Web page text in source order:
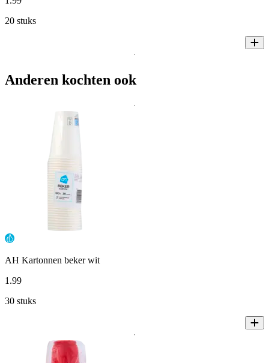
20 stuks
Anderen kochten ook
AH Kartonnen beker wit
1 .99
30 stuks